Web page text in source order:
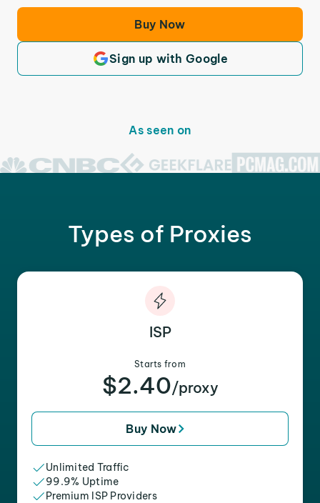
Buy Now
Sign up with Google
As seen on
Types of Proxies
ISP
Starts from
$2.40/proxy
Buy Now
Unlimited Traffic
99.9% Uptime
Premium ISP Providers